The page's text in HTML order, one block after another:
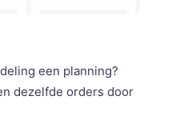
een planning?
dezelfde orders door